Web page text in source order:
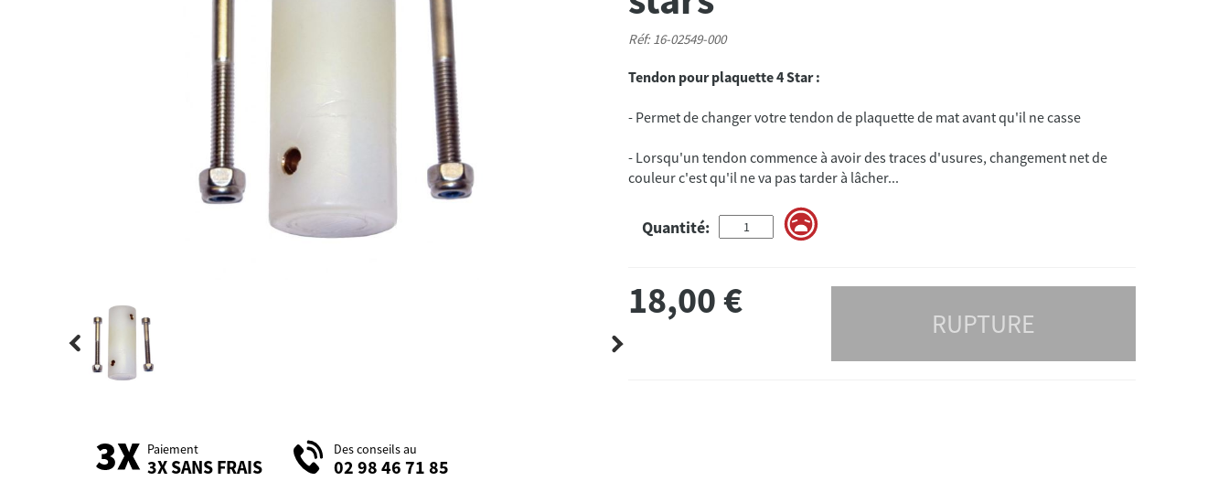
Paiement
3X SANS FRAIS
Des conseils au
02 98 46 71 85
Réf: 16-02549-000
Tendon pour plaquette 4 Star :
- Lorsqu'un tendon commence à avoir des traces d'usures, changement net de
couleur c'est qu'il ne va pas tarder à lâcher...
Quantité:
18,00€
RUPTURE